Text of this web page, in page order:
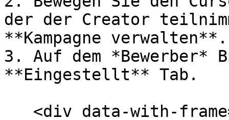
der der Creator
**Kampagne verwalten**.
3. Auf dem *Bewerber*
**Eingestellt** Tab.